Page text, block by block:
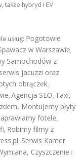
także hybryd i EV
usług: Pogotowie
w Warszawie,
Samochodów z
jacuzzi oraz
obrączek,
, Agencja SEO, Taxi,
, Montujemy płyty
fotele,
, Robimy filmy z
, Serwis Kamer
Czyszczenie i